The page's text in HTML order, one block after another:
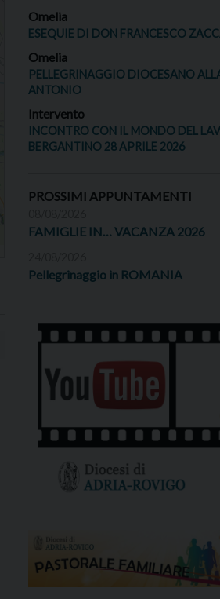
Omelia
ESEQUIE DI DON FRANCESCO
Omelia
PELLEGRINAGGIO DIOCESANO
ANTONIO
Intervento
INCONTRO CON IL MONDO DEL
BERGANTINO 28 APRILE 2026
PROSSIMI APPUNTAMENTI
FAMIGLIE IN… VACANZA 2026
Pellegrinaggio in ROMANIA